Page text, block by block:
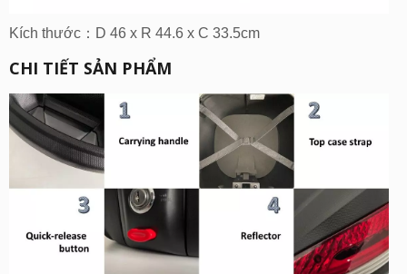
Kích thước：D 46 x R 44.6 x C 33.5cm
CHI TIẾT SẢN PHẨM